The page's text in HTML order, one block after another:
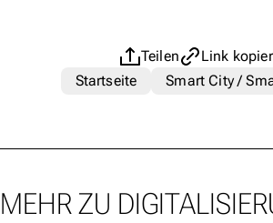
Teilen
Link
Startseite
Smart City /
MEHR ZU